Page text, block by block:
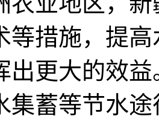
等措施，提
出更大的效
集蓄等节水